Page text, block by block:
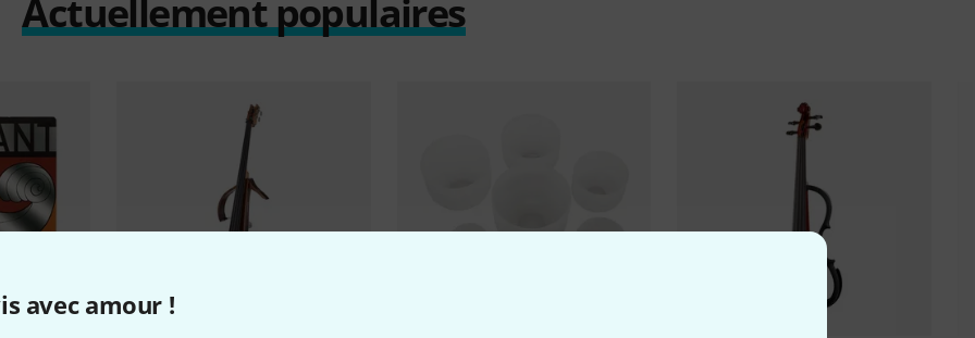
avec amour !
Actuellement populaires